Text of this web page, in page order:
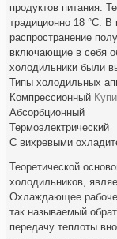
продуктов питания.
традиционно 18 °C.
распространение
включающие в себя
холодильники были
Типы холодильных
Компрессионный
Абсорбционный
Термоэлектрический
С вихревыми
Теоретической
холодильников,
Охлаждающее
так называемый
передачу теплоты